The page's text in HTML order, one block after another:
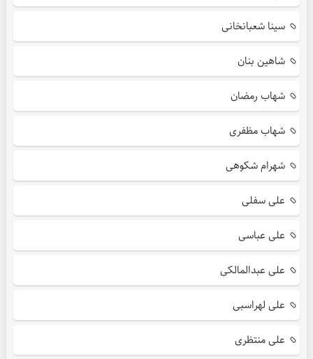
سینا شعبانخانی
شاهین بنان
شهاب رمضان
شهاب مظفری
شهرام شکوهی
علی سفلی
علی عباسی
علی عبدالمالکی
علی لهراسبی
علی منتظری